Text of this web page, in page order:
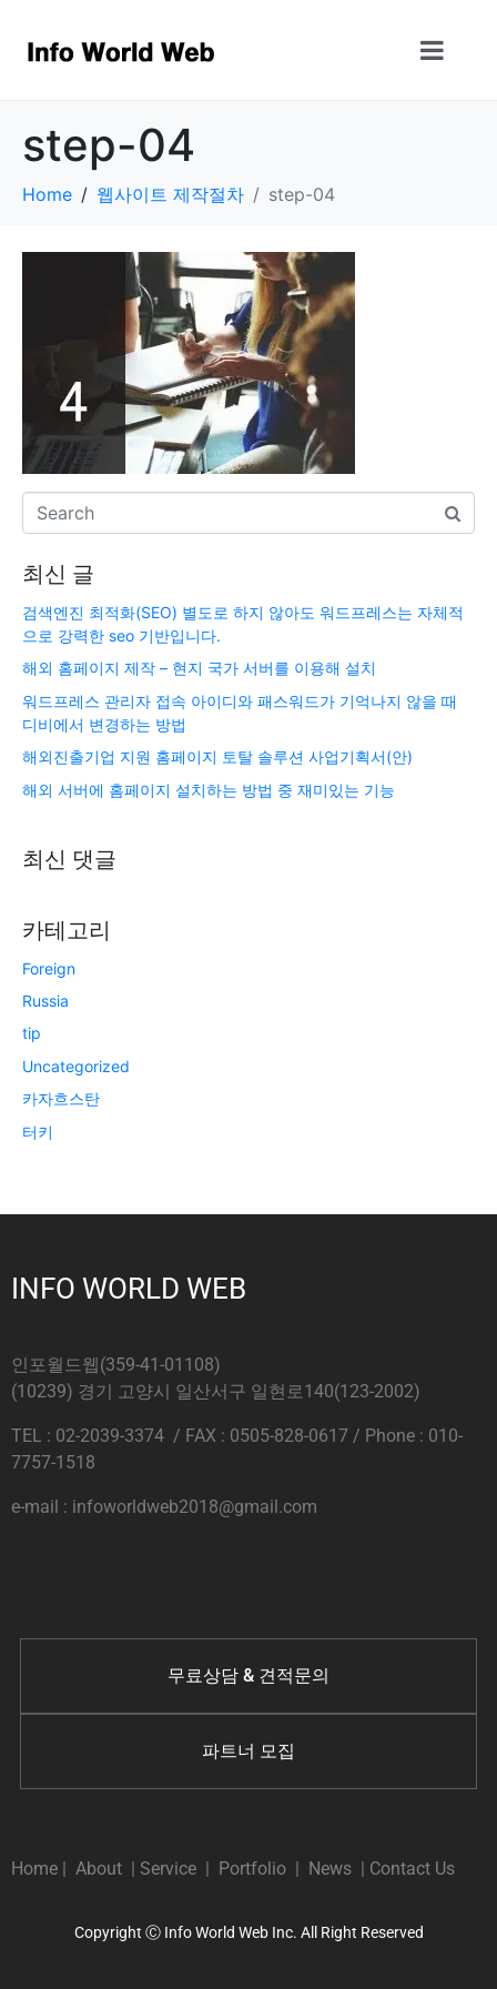
step-04
Home 웹사이트 제작절차 step-04
최신 글
검색엔진 최적화(SEO) 별도로 하지 않아도 워드프레스는 자체적
으로 강력한 seo 기반입니다.
해외 홈페이지 제작 – 현지 국가 서버를 이용해 설치
워드프레스 관리자 접속 아이디와 패스워드가 기억나지 않을 때
디비에서 변경하는 방법
해외진출기업 지원 홈페이지 토탈 솔루션 사업기획서(안)
해외 서버에 홈페이지 설치하는 방법 중 재미있는 기능
최신 댓글
카테고리
Foreign
Russia
tip
Uncategorized
카자흐스탄
터키
INFO WORLD WEB
인포월드웹(359-41-01108)
(10239) 경기 고양시 일산서구 일현로140(123-2002)
TEL : 02-2039-3374 / FAX : 0505-828-0617 / Phone : 010-
7757-1518
e-mail : infoworldweb2018@gmail.com
무료상담 & 견적문의
파트너 모집
Home | About | Service | Portfolio | News | Contact Us
Copyright Ⓒ Info World Web Inc. All Right Reserved